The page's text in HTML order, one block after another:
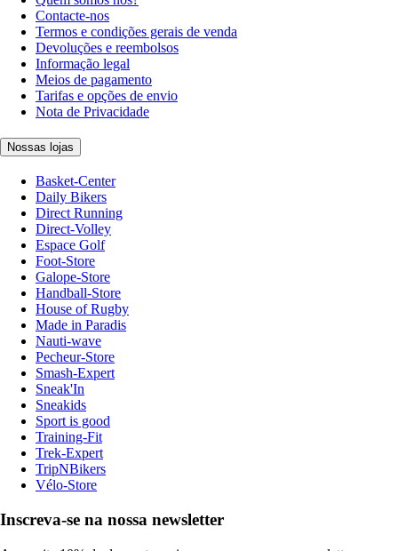
Contacte-nos
Termos e condições gerais de venda
Devoluções e reembolsos
Informação legal
Meios de pagamento
Tarifas e opções de envio
Nota de Privacidade
Nossas lojas
Basket-Center
Daily Bikers
Direct Running
Direct-Volley
Espace Golf
Foot-Store
Galope-Store
Handball-Store
House of Rugby
Made in Paradis
Nauti-wave
Pecheur-Store
Smash-Expert
Sneak'In
Sneakids
Sport is good
Training-Fit
Trek-Expert
TripNBikers
Vélo-Store
Inscreva-se na nossa newsletter